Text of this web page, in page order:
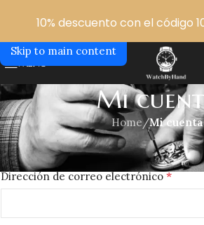
Skip to navigation
Skip to main content
MENU
Mi
Home/Mi cuenta
Registrarse
Dirección de correo electrónico*
10% descuento con el código